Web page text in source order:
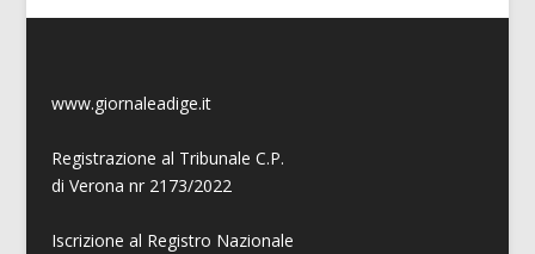
www.giornaleadige.it
Registrazione al Tribunale C.P.
di Verona nr 2173/2022
Iscrizione al Registro Nazionale